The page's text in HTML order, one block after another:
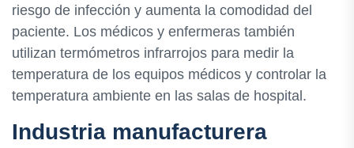
riesgo de infección y aumenta la comodidad del
paciente. Los médicos y enfermeras también
utilizan termómetros infrarrojos para medir la
temperatura de los equipos médicos y controlar la
temperatura ambiente en las salas de hospital.
Industria manufacturera